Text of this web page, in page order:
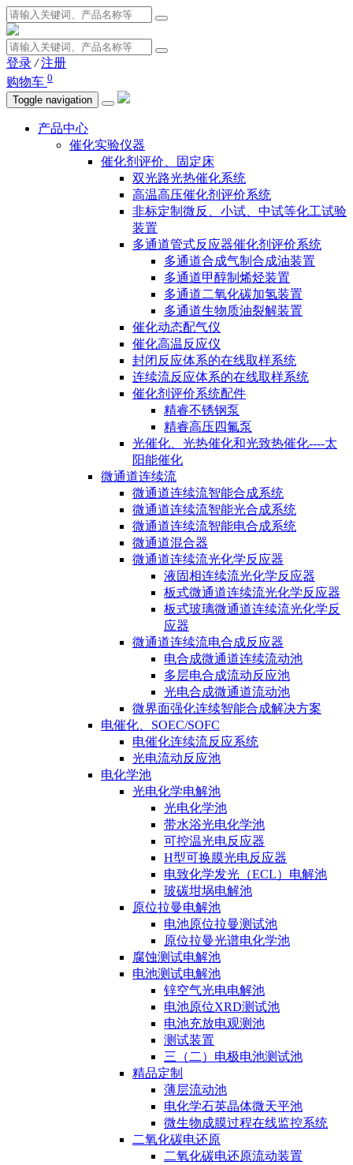
登录 / 注册
购物车 0
Toggle navigation
产品中心
催化实验仪器
催化剂评价、固定床
双光路光热催化系统
高温高压催化剂评价系统
非标定制微反、小试、中试等化工试验
装置
多通道管式反应器催化剂评价系统
多通道合成气制合成油装置
多通道甲醇制烯烃装置
多通道二氧化碳加氢装置
多通道生物质油裂解装置
催化动态配气仪
催化高温反应仪
封闭反应体系的在线取样系统
连续流反应体系的在线取样系统
催化剂评价系统配件
精睿不锈钢泵
精睿高压四氟泵
光催化、光热催化和光致热催化----太
阳能催化
微通道连续流
微通道连续流智能合成系统
微通道连续流智能光合成系统
微通道连续流智能电合成系统
微通道混合器
微通道连续流光化学反应器
液固相连续流光化学反应器
板式微通道连续流光化学反应器
板式玻璃微通道连续流光化学反
应器
微通道连续流电合成反应器
电合成微通道连续流动池
多层电合成流动反应池
光电合成微通道流动池
微界面强化连续智能合成解决方案
电催化、SOEC/SOFC
电催化连续流反应系统
光电流动反应池
电化学池
光电化学电解池
光电化学池
带水浴光电化学池
可控温光电反应器
H型可换膜光电反应器
电致化学发光（ECL）电解池
玻碳坩埚电解池
原位拉曼电解池
电池原位拉曼测试池
原位拉曼光谱电化学池
腐蚀测试电解池
电池测试电解池
锌空气光电电解池
电池原位XRD测试池
电池充放电观测池
测试装置
三（二）电极电池测试池
精品定制
薄层流动池
电化学石英晶体微天平池
微生物成膜过程在线监控系统
二氧化碳电还原
二氧化碳电还原流动装置